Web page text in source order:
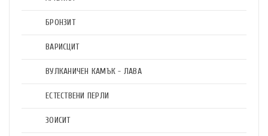
БРОНЗИТ
ВАРИСЦИТ
ВУЛКАНИЧЕН КАМЪК - ЛАВА
ЕСТЕСТВЕНИ ПЕРЛИ
ЗОИСИТ